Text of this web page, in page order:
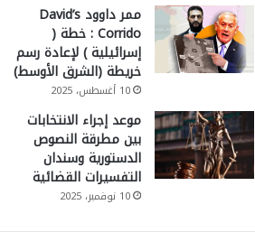
ممر داوود David’s
Corrido : خطة (
إسرائيلية ) لإعادة رسم
خريطة (الشرق الأوسط)
10 أغسطس، 2025
موعد إجراء الانتخابات
بين مطرقة النصوص
الدستورية وسندان
التفسيرات القضائية
10 نوفمبر، 2025